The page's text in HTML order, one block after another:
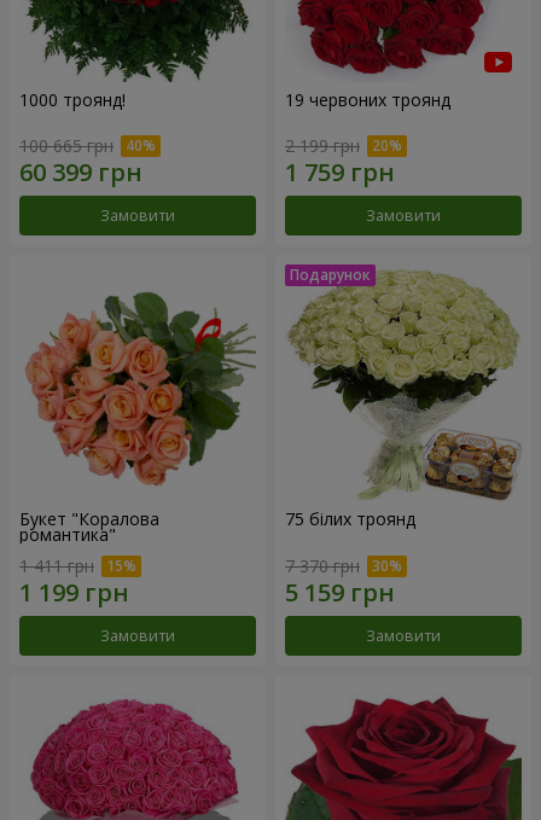
1000 троянд!
100 665 грн
Замовити
19 червоних троянд
2 199 грн
Замовити
Букет "Коралова
романтика"
1 411 грн
Замовити
75 білих троянд
7 370 грн
Замовити